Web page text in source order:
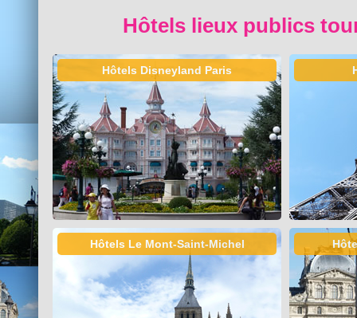
Hôtels lieux publics
Hôtels Disneyland Paris
Hôtels Le Mont-Saint-Michel